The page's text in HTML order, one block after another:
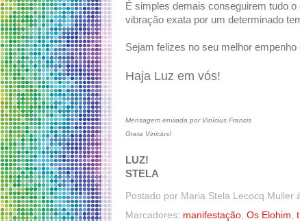
É simples demais conseguirem tudo
vibração exata por um determinado
Sejam felizes no seu melhor
Haja Luz em vós!
Mensagem enviada por Vinícius Francis
Grata Vinicius!
LUZ!
STELA
Postado por Maria Stela Lecocq Muller
Marcadores: manifestação Os Elohim